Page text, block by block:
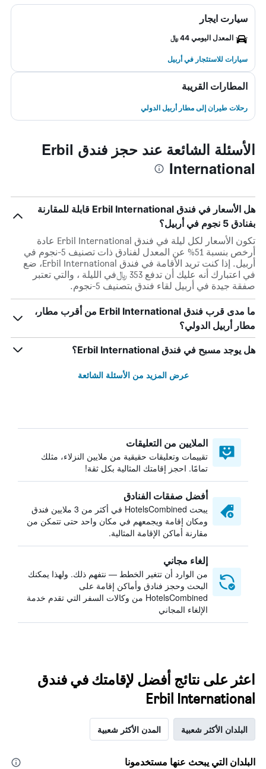
سيارت ايجار
المعدل اليومي 44 ﷼
سيارات للاستئجار في أربيل
المطارات القريبة
رحلات طيران إلى مطار أربيل الدولي
الأسئلة الشائعة عند حجز فندق Erbil
International
هل الأسعار في فندق Erbil International قابلة للمقارنة
بفنادق 5 نجوم في أربيل؟
تكون الأسعار لكل ليلة في فندق Erbil International عادة
أرخص بنسبة 51% عن المعدل لفنادق ذات تصنيف 5-نجوم في
أربيل. إذا كنت تريد الأقامة في فندق Erbil International، ضع
في اعتبارك أنه عليك أن تدفع 353 ﷼في الليلة ، والتي تعتبر
صفقة جيدة في أربيل لقاء فندق بتصنيف 5-نجوم.
ما مدى قرب فندق Erbil International من أقرب مطار،
مطار أربيل الدولي؟
هل يوجد مسبح في فندق Erbil International؟
عرض المزيد من الأسئلة الشائعة
الملايين من التعليقات
تقييمات وتعليقات حقيقية من ملايين النزلاء، مثلك
تمامًا. احجز إقامتك المثالية بكل ثقة!
أفضل صفقات الفنادق
يبحث HotelsCombined في أكثر من 3 ملايين فندق
ومكان إقامة ويجمعهم في مكان واحد حتى تتمكن من
مقارنة أماكن الإقامة المثالية.
إلغاء مجاني
من الوارد أن تتغير الخطط — نتفهم ذلك. ولهذا يمكنك
البحث وحجز فنادق وأماكن إقامة على
HotelsCombined من وكالات السفر التي تقدم خدمة
الإلغاء المجاني
اعثر على نتائج أفضل لإقامتك في فندق
Erbil International
البلدان الأكثر شعبية المدن الأكثر شعبية
البلدان التي يبحث عنها مستخدمونا